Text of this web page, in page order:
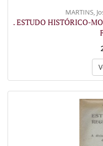
MARTINS,
. ESTUDO HISTÓRICO-